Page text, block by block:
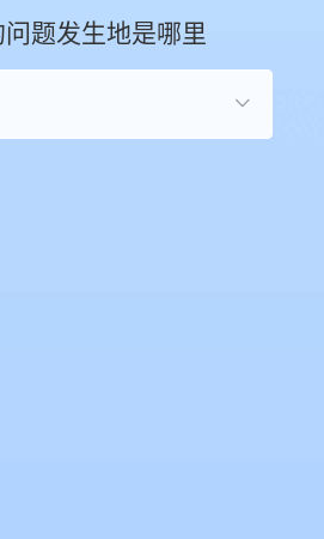
题发生地是哪里
